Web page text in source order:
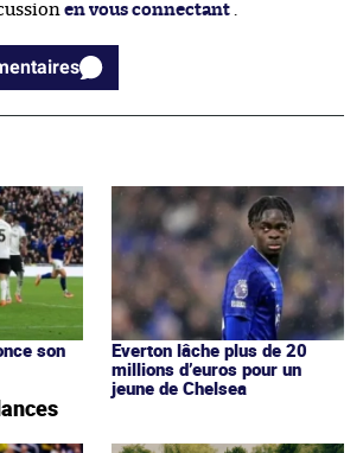
en vous connectant .
commentaires
son
Everton lâche plus de 20
millions d’euros pour un
jeune de Chelsea